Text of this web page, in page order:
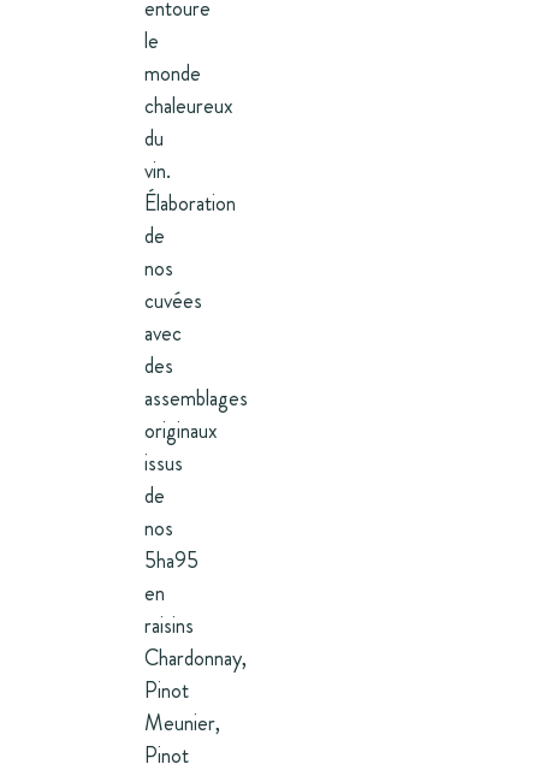
entoure
le
monde
chaleureux
du
vin.
Élaboration
de
nos
cuvées
avec
des
assemblages
originaux
issus
de
nos
5ha95
en
raisins
Chardonnay,
Pinot
Meunier,
Pinot